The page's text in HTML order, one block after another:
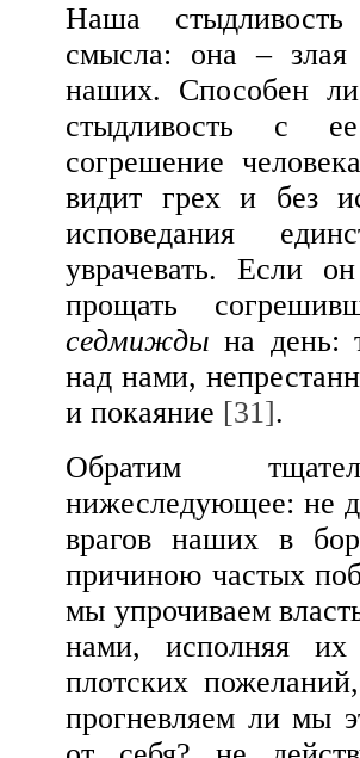
Наша
смысла: она –
наших. Способен
стыдливость с
согрешение
видит грех и без
исповедания
уврачевать. Если
прощать
седмиждына день:
над нами,
и покаяние [31].
Обратим
нижеследующее: не
врагов наших в
причиною частых
мы упрочиваем
нами, исполняя
плотских
прогневляем ли мы